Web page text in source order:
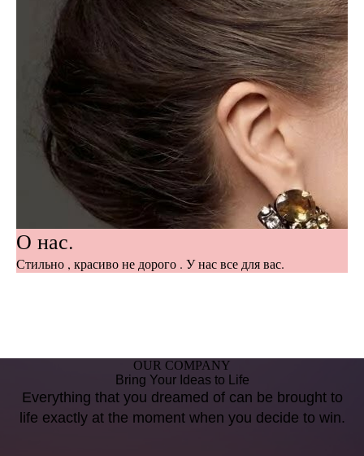
О нас.
Стильно , красиво не дорого . У нас все для вас.
OUR COMPANY
Bring Your Ideas to Life
Everything that you dreamed of can be brought to
life exactly at the moment when you decide to win.